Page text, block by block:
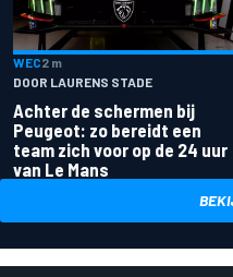
WEC2 m
DOOR LAURENS STADE
Achter de schermen bij
Peugeot: zo bereidt een
team zich voor op de 24 uur
van Le Mans